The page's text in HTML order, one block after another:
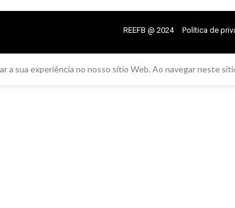
REEFB @ 2024 Política de
a sua experiência no nosso sítio Web. Ao navegar neste